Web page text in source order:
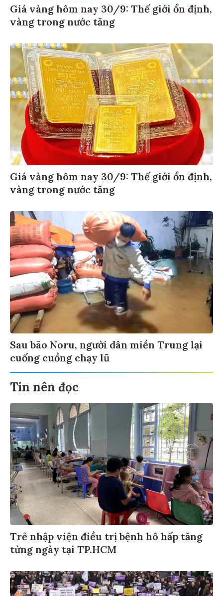
Giá vàng hôm nay 30/9: Thế giới ổn định,
vàng trong nước tăng
Giá vàng hôm nay 30/9: Thế giới ổn định,
vàng trong nước tăng
Sau bão Noru, người dân miền Trung lại
cuống cuồng chạy lũ
Tin nên đọc
Trẻ nhập viện điều trị bệnh hô hấp tăng
từng ngày tại TP.HCM